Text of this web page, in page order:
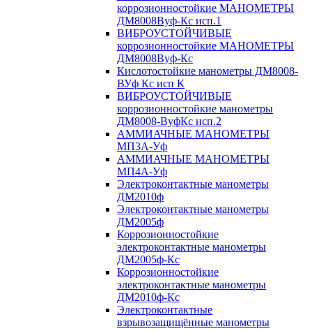
коррозионностойкие МАНОМЕТРЫ
ДМ8008Вуф-Кс исп.1
ВИБРОУСТОЙЧИВЫЕ
коррозионностойкие МАНОМЕТРЫ
ДМ8008Вуф-Кс
Кислотостойкие манометры ДМ8008-
ВУф Кс исп К
ВИБРОУСТОЙЧИВЫЕ
коррозионностойкие манометры
ДМ8008-ВуфКс исп.2
АММИАЧНЫЕ МАНОМЕТРЫ
МП3А-Уф
АММИАЧНЫЕ МАНОМЕТРЫ
МП4А-Уф
Электроконтактные манометры
ДМ2010ф
Электроконтактные манометры
ДМ2005ф
Коррозионностойкие
электроконтактные манометры
ДМ2005ф-Кс
Коррозионностойкие
электроконтактные манометры
ДМ2010ф-Кс
Электроконтактные
взрывозащищённые манометры